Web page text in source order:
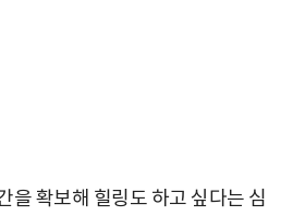
을 확보해 힐링도 하고 싶다는 심